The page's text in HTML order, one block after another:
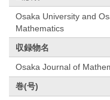
Osaka University and
Mathematics
収録物名
Osaka Journal of
巻(号)